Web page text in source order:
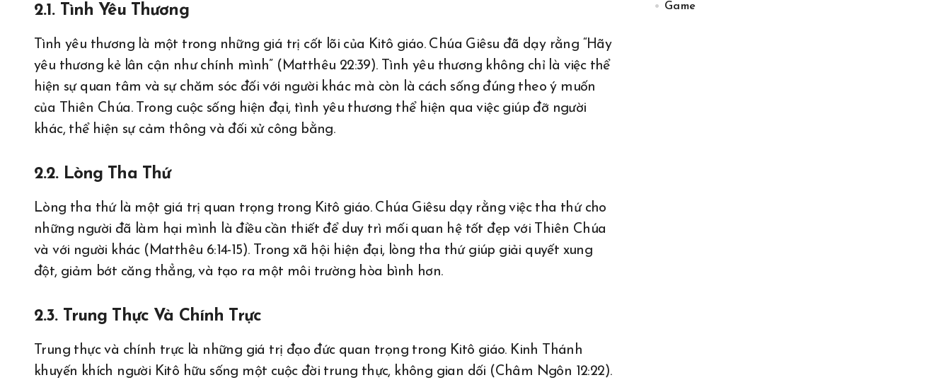
2.1. Tình Yêu Thương
Tình yêu thương là một trong những giá trị cốt lõi của Kitô giáo. Chúa Giêsu đã dạy rằng “Hãy
yêu thương kẻ lân cận như chính mình” (Matthêu 22:39). Tình yêu thương không chỉ là việc thể
hiện sự quan tâm và sự chăm sóc đối với người khác mà còn là cách sống đúng theo ý muốn
của Thiên Chúa. Trong cuộc sống hiện đại, tình yêu thương thể hiện qua việc giúp đỡ người
khác, thể hiện sự cảm thông và đối xử công bằng.
2.2. Lòng Tha Thứ
Lòng tha thứ là một giá trị quan trọng trong Kitô giáo. Chúa Giêsu dạy rằng việc tha thứ cho
những người đã làm hại mình là điều cần thiết để duy trì mối quan hệ tốt đẹp với Thiên Chúa
và với người khác (Matthêu 6:14-15). Trong xã hội hiện đại, lòng tha thứ giúp giải quyết xung
đột, giảm bớt căng thẳng, và tạo ra một môi trường hòa bình hơn.
2.3. Trung Thực Và Chính Trực
Trung thực và chính trực là những giá trị đạo đức quan trọng trong Kitô giáo. Kinh Thánh
khuyến khích người Kitô hữu sống một cuộc đời trung thực, không gian dối (Châm Ngôn 12:22).
Game